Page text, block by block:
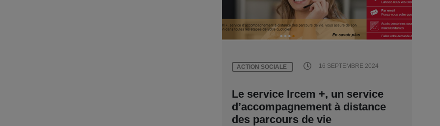
ACTION SOCIALE 16 SEPTEMBRE 2024
Le service Ircem +, un service
d’accompagnement à distance
des parcours de vie